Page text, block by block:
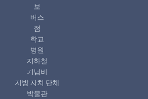
보
버스
점
학교
병원
지하철
기념비
지방 자치 단체
박물관